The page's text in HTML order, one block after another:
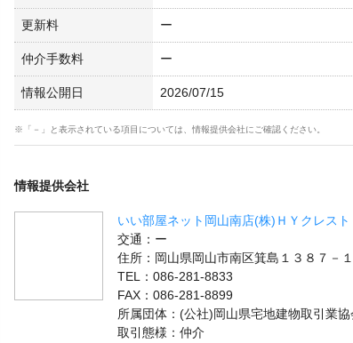
更新料 ー
仲介手数料 ー
情報公開日 2026/07/15
※「－」と表示されている項目については、情報提供会社にご確認ください。
情報提供会社
いい部屋ネット岡山南店(株)ＨＹクレスト
交通：ー
住所：岡山県岡山市南区箕島１３８７－１
TEL：086-281-8833
FAX：086-281-8899
所属団体：(公社)岡山県宅地建物取引業
取引態様：仲介